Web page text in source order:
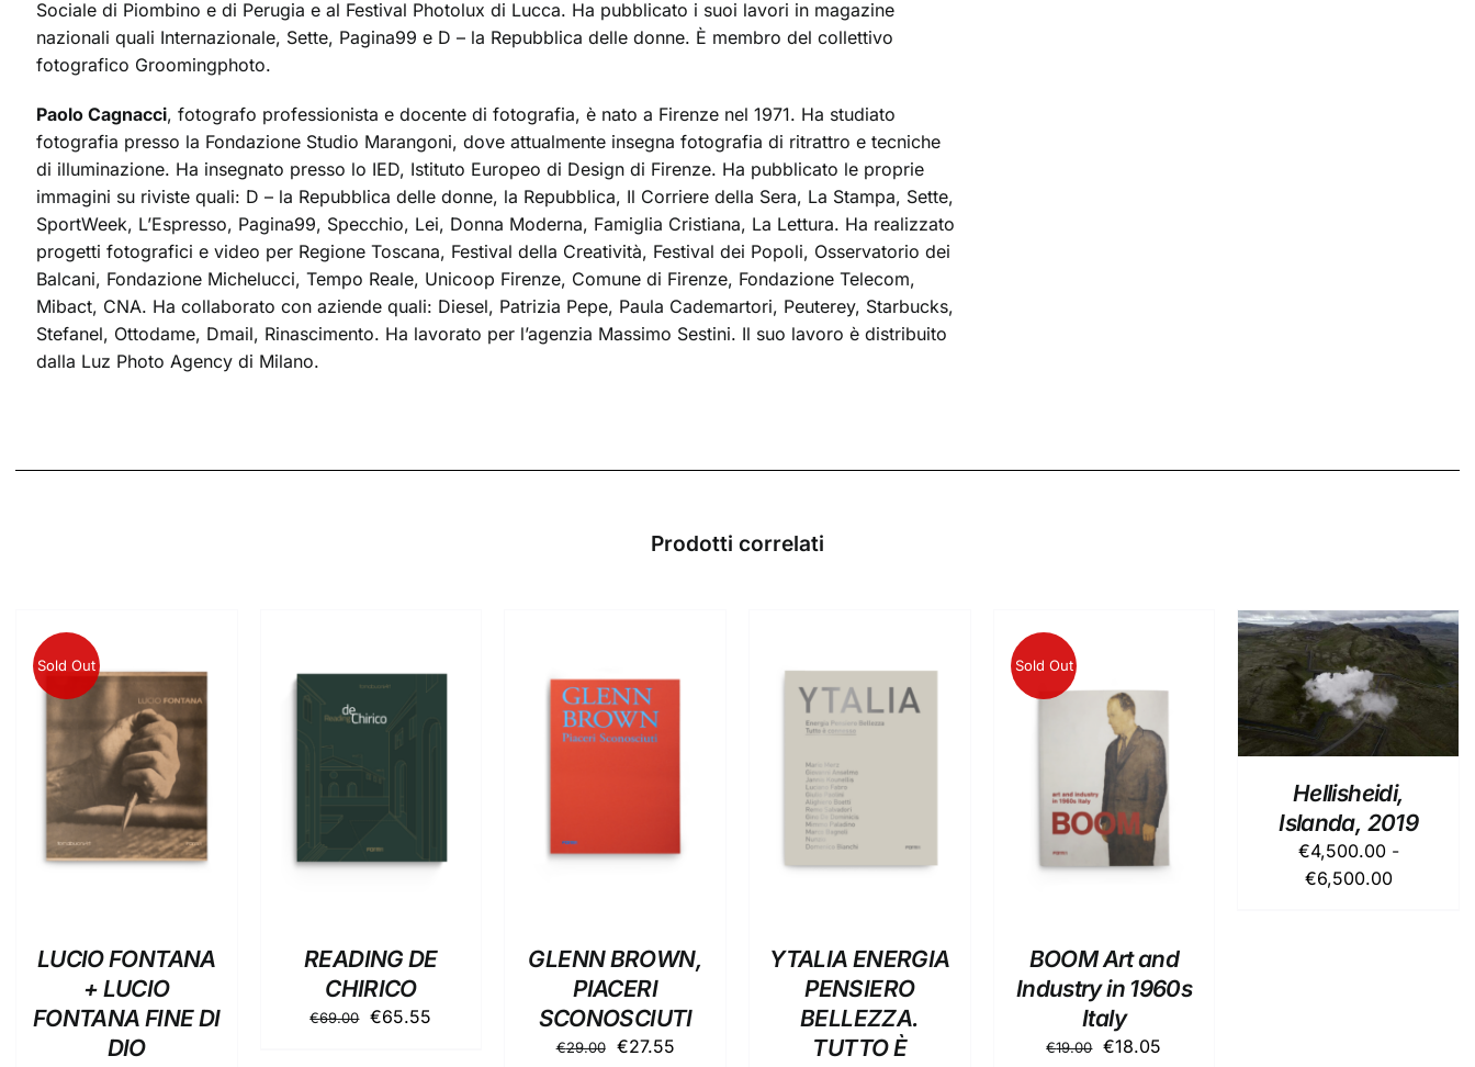
Sociale di Piombino e di Perugia e al Festival Photolux di Lucca. Ha pubblicato i suoi lavori in magazine
nazionali quali Internazionale, Sette, Pagina99 e D – la Repubblica delle donne. È membro del collettivo
fotografico Groomingphoto.
Paolo Cagnacci, fotografo professionista e docente di fotografia, è nato a Firenze nel 1971. Ha studiato
fotografia presso la Fondazione Studio Marangoni, dove attualmente insegna fotografia di ritrattro e tecniche
di illuminazione. Ha insegnato presso lo IED, Istituto Europeo di Design di Firenze. Ha pubblicato le proprie
immagini su riviste quali: D – la Repubblica delle donne, la Repubblica, Il Corriere della Sera, La Stampa, Sette,
SportWeek, L’Espresso, Pagina99, Specchio, Lei, Donna Moderna, Famiglia Cristiana, La Lettura. Ha realizzato
progetti fotografici e video per Regione Toscana, Festival della Creatività, Festival dei Popoli, Osservatorio dei
Balcani, Fondazione Michelucci, Tempo Reale, Unicoop Firenze, Comune di Firenze, Fondazione Telecom,
Mibact, CNA. Ha collaborato con aziende quali: Diesel, Patrizia Pepe, Paula Cademartori, Peuterey, Starbucks,
Stefanel, Ottodame, Dmail, Rinascimento. Ha lavorato per l’agenzia Massimo Sestini. Il suo lavoro è distribuito
dalla Luz Photo Agency di Milano.
Prodotti correlati
Sold Out
DETTAGLI
LUCIO FONTANA
+ LUCIO
FONTANA FINE DI
DIO
AGGIUNGI AL
CARRELLO
READING DE
CHIRICO
€69.00 Il
€65.55
AGGIUNGI AL
GLENN BROWN,
PIACERI
SCONOSCIUTI
€29.00
Il
€27.55Il
CARRELLO
DETTAGLI
YTALIA ENERGIA
PENSIERO
BELLEZZA.
TUTTO È
Sold Out
DETTAGLI
BOOM Art and
Industry in 1960s
Italy
€19.00 Il
€18.05
SCEGLI QUESTO
PRODOTTO
HA
PIÙ
LE
OPZIONI
POSSONO
ESSERE
SCELTE
DETTAGLI
Hellisheidi,
Islanda, 2019
€4,500.00 -
€6,500.00Fascia